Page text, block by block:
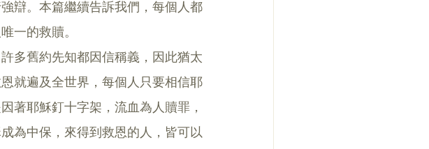
辯。本篇繼續告訴我們，每個人都
一的救贖。
多舊約先知都因信稱義，因此猶太
就遍及全世界，每個人只要相信耶
著耶穌釘十字架，流血為人贖罪，
為中保，來得到救恩的人，皆可以